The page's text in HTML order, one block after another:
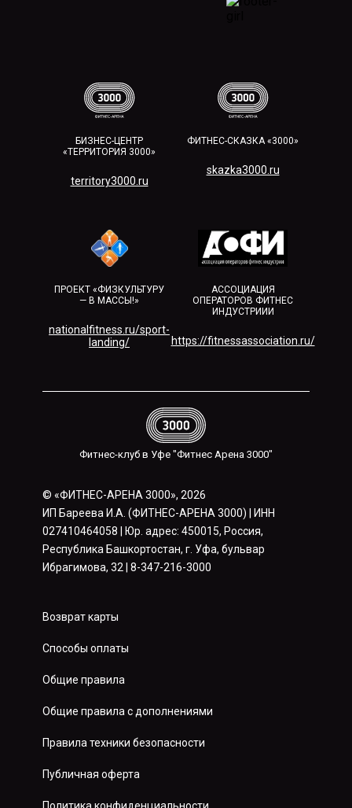
БИЗНЕС-ЦЕНТР
«ТЕРРИТОРИЯ 3000»
territory3000.ru​
ФИТНЕС-СКАЗКА «3000»
skazka3000.ru
ПРОЕКТ «ФИЗКУЛЬТУРУ
— В МАССЫ!»
nationalfitness.ru/sport-
landing/
АССОЦИАЦИЯ
ОПЕРАТОРОВ ФИТНЕС
ИНДУСТРИИИ
https://fitnessassociation.ru/
Фитнес-клуб в Уфе "Фитнес Арена 3000"
© «ФИТНЕС-АРЕНА 3000», 2026
ИП Бареева И.А. (ФИТНЕС-АРЕНА 3000) | ИНН
027410464058 | Юр. адрес: 450015, Россия,
Республика Башкортостан, г. Уфа, бульвар
Ибрагимова, 32 | 8-347-216-3000
Возврат карты
Способы оплаты
Общие правила
Общие правила с дополнениями
Правила техники безопасности
Публичная оферта